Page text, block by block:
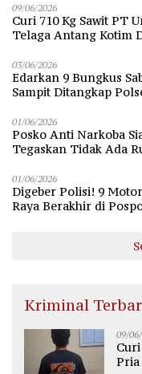
09/06/2026
Curi 710 Kg Sawit PT
Telaga Antang Kotim
03/06/2026
Edarkan 9 Bungkus
Sampit Ditangkap
01/06/2026
Posko Anti Narkoba
Tegaskan Tidak Ada
01/06/2026
Digeber Polisi! 9
Raya Berakhir di
Kriminal
09/
Pria